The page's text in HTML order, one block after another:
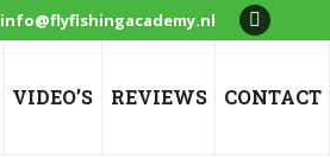
info@flyfishingacademy.nl
opens
VIDEO’S REVIEWS CONTACT